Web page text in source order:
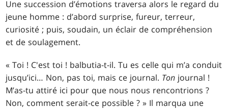
Une succession d’émotions traversa alors le regard du
jeune homme : d’abord surprise, fureur, terreur,
curiosité ; puis, soudain, un éclair de compréhension
et de soulagement.
« Toi ! C'est toi ! balbutia-t-il. Tu es celle qui m’a conduit
jusqu’ici… Non, pas toi, mais ce journal. Ton journal !
M’as-tu attiré ici pour que nous nous rencontrions ?
Non, comment serait-ce possible ? » Il marqua une